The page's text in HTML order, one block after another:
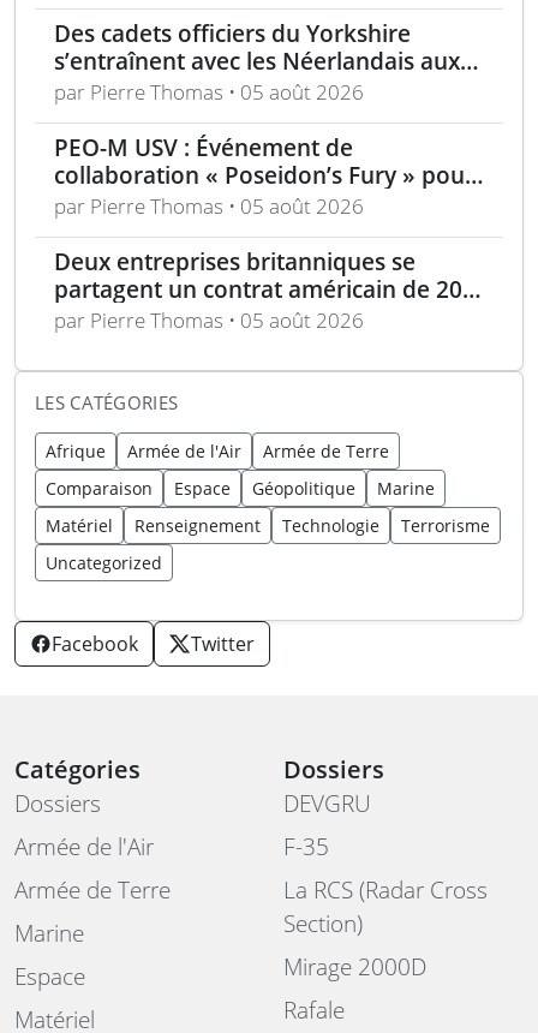
Des cadets officiers du Yorkshire
s’entraînent avec les Néerlandais aux
Pays-Bas
par Pierre Thomas • 05 août 2026
PEO-M USV : Événement de
collaboration « Poseidon’s Fury » pour
véhicules de surface sans pilote
par Pierre Thomas • 05 août 2026
Deux entreprises britanniques se
partagent un contrat américain de 200
M$ pour des systèmes barrières
par Pierre Thomas • 05 août 2026
LES CATÉGORIES
Afrique Armée de l'Air
Armée de Terre
Comparaison
Espace Géopolitique
Marine
Matériel
Renseignement Technologie
Terrorisme
Uncategorized
Facebook Twitter
Catégories
Dossiers
Armée de l'Air
Armée de Terre
Marine
Espace
Matériel
Dossiers
DEVGRU
F-35
La RCS (Radar Cross
Section)
Mirage 2000D
Rafale